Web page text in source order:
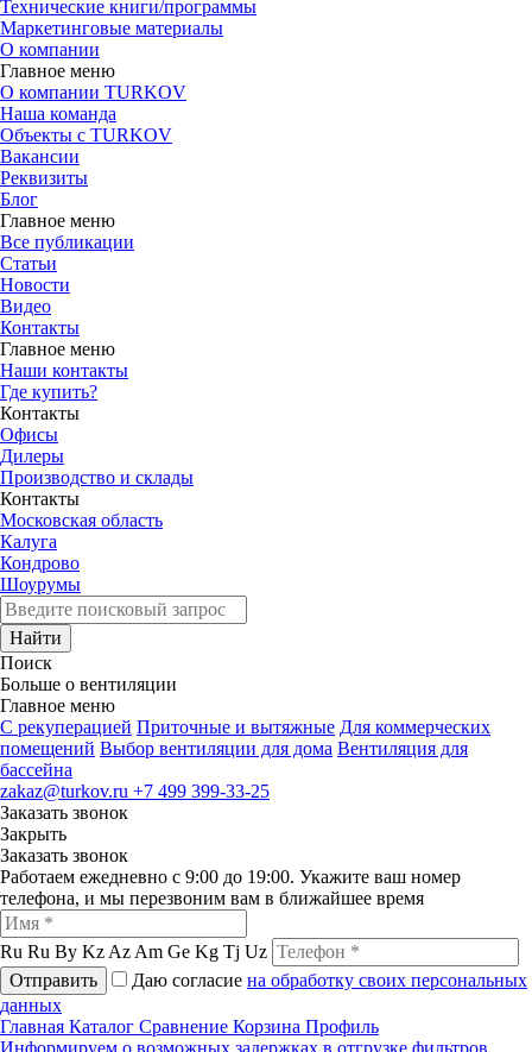
Технические книги/программы
Маркетинговые материалы
О компании
Главное меню
О компании TURKOV
Наша команда
Объекты с TURKOV
Вакансии
Реквизиты
Блог
Главное меню
Все публикации
Статьи
Новости
Видео
Контакты
Главное меню
Наши контакты
Где купить?
Контакты
Офисы
Дилеры
Производство и склады
Контакты
Московская область
Калуга
Кондрово
Шоурумы
Найти
Поиск
Больше о вентиляции
Главное меню
C рекуперацией Приточные и вытяжные Для коммерческих
помещений Выбор вентиляции для дома Вентиляция для
бассейна
zakaz@turkov.ru +7 499 399-33-25
Заказать звонок
Закрыть
Заказать звонок
Работаем ежедневно с 9:00 до 19:00. Укажите ваш номер
телефона, и мы перезвоним вам в ближайшее время
Ru Ru By Kz Az Am Ge Kg Tj Uz
Отправить
Даю согласие на обработку своих персональных
данных
Главная Каталог Сравнение Корзина Профиль
Информируем о возможных задержках в отгрузке фильтров